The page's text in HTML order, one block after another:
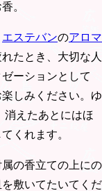
。
エステバンのアロマ
たとき、大切な人
ーションとして
しみください。ゆ
消えたあとにはほ
くれます。
の香立ての上にの
敷いてたいてくだ